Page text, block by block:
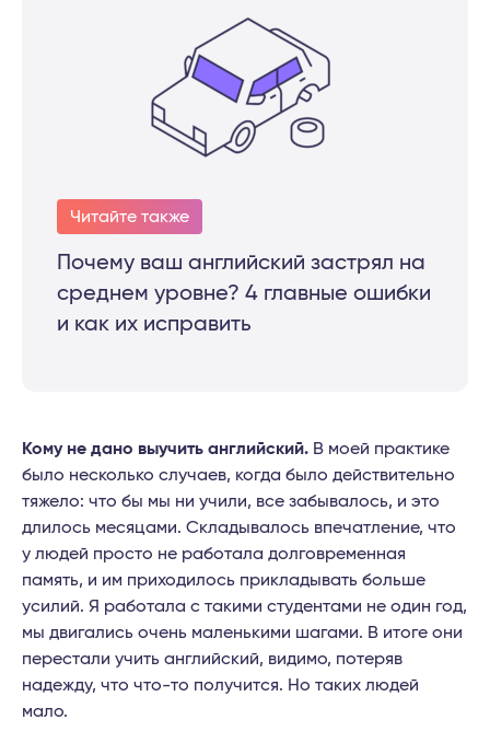
Читайте также
Почему ваш английский застрял на
среднем уровне? 4 главные ошибки
и как их исправить
Кому не дано выучить английский. В моей практике
было несколько случаев, когда было действительно
тяжело: что бы мы ни учили, все забывалось, и это
длилось месяцами. Складывалось впечатление, что
у людей просто не работала долговременная
память, и им приходилось прикладывать больше
усилий. Я работала с такими студентами не один год,
мы двигались очень маленькими шагами. В итоге они
перестали учить английский, видимо, потеряв
надежду, что что-то получится. Но таких людей
мало.